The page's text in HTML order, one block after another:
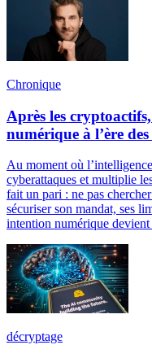
Chronique
Après les
numérique à l’ère
Au moment où
cyberattaques et multiplie
fait un pari : ne pas
sécuriser son mandat, ses
intention numérique devient
décryptage